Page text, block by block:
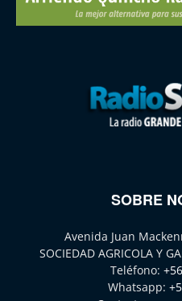
SOBRE
Avenida Juan
SOCIEDAD AGRICOLA Y
Teléfono:
Whatsapp: